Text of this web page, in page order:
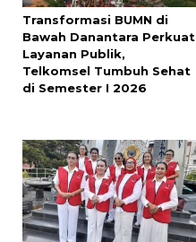
Transformasi BUMN di
Bawah Danantara Perkuat
Layanan Publik,
Telkomsel Tumbuh Sehat
di Semester I 2026